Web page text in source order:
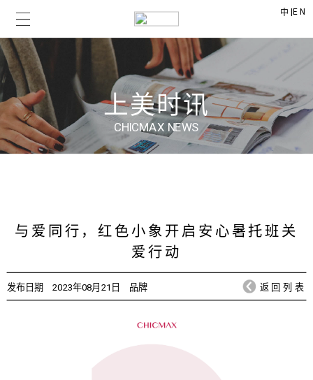
中 |EN
上美时讯
CHICMAX NEWS
与爱同行，红色小象开启安心暑托班关
爱行动
发布日期 2023年08月21日 品牌 返回列表